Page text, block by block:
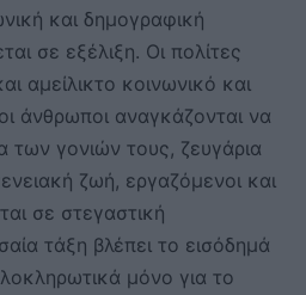
και δημογραφική
σε εξέλιξη. Οι πολίτες
αμείλικτο κοινωνικό και
άνθρωποι αναγκάζονται να
των γονιών τους, ζευγάρια
ζωή, εργαζόμενοι και
σε στεγαστική
τάξη βλέπει το εισόδημά
μόνο για το